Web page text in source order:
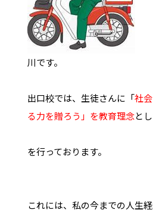
川です。
出口校では、生徒さんに「社
る力を贈ろう」を教育理念と
を行っております。
これには、私の今までの人生